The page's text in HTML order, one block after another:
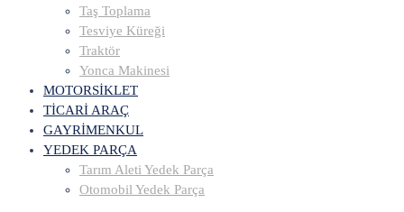
Taş Toplama
Tesviye Küreği
Traktör
Yonca Makinesi
MOTORSİKLET
TİCARİ ARAÇ
GAYRİMENKUL
YEDEK PARÇA
Tarım Aleti Yedek Parça
Otomobil Yedek Parça